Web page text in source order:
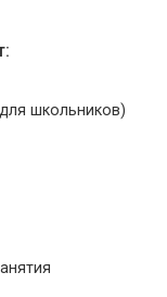
школьников)